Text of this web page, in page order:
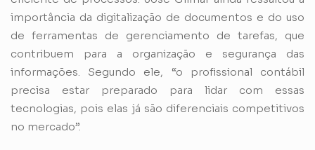
importância da digitalização de documentos e do uso
de ferramentas de gerenciamento de tarefas, que
contribuem para a organização e segurança das
informações. Segundo ele, “o profissional contábil
precisa estar preparado para lidar com essas
tecnologias, pois elas já são diferenciais competitivos
no mercado”.